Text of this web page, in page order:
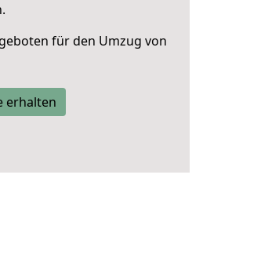
für den Umzug von
erhalten